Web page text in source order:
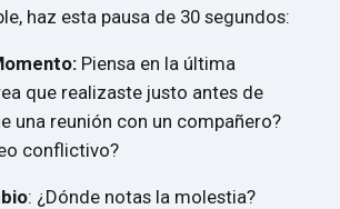
haz esta pausa de 30 segundos:
Piensa en la última
que realizaste justo antes de
una reunión con un compañero?
conflictivo?
: ¿Dónde notas la molestia?